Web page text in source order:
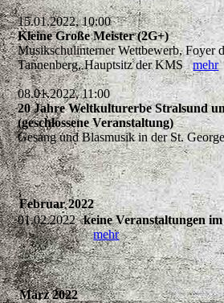
15.01.2022, 10:00
Kleine Große Meister (2G+)
Musikschulinterner Wettbewerb, Foyer
Tannenberg, Hauptsitz der KMSmehr
08.01.2022, 11:00
20 Jahre Weltkulturerbe Stralsund
(geschlossene Veranstaltung)
Gesang und Blasmusik in der St.
Februar 2022
01.02.2022 keine Veranstaltungen
mehr
März 2022